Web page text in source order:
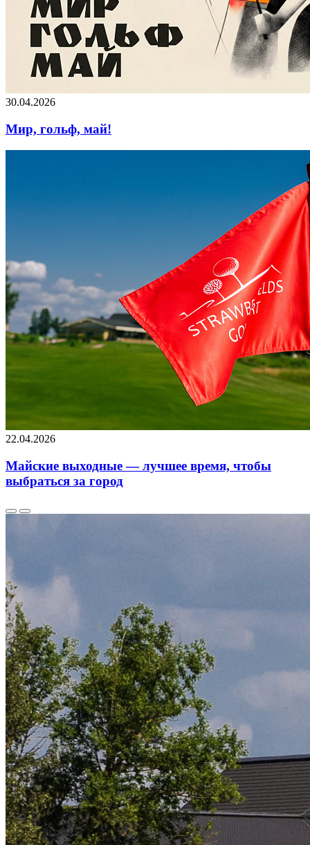
30.04.2026
Мир, гольф, май!
22.04.2026
Майские выходные — лучшее время, чтобы
выбраться за город